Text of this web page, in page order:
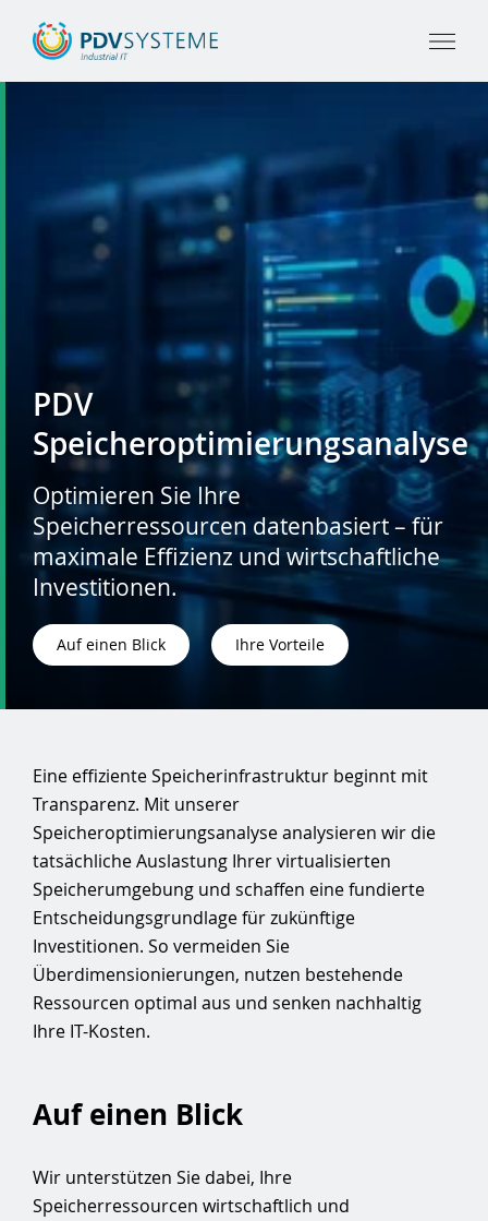
PDV
Speicheroptimierungsanalyse
Optimieren Sie Ihre
Speicherressourcen datenbasiert – für
maximale Effizienz und wirtschaftliche
Investitionen.
Auf einen Blick Ihre Vorteile
Eine effiziente Speicherinfrastruktur beginnt mit
Transparenz. Mit unserer
Speicheroptimierungsanalyse analysieren wir die
tatsächliche Auslastung Ihrer virtualisierten
Speicherumgebung und schaffen eine fundierte
Entscheidungsgrundlage für zukünftige
Investitionen. So vermeiden Sie
Überdimensionierungen, nutzen bestehende
Ressourcen optimal aus und senken nachhaltig
Ihre IT-Kosten.
Auf einen Blick
Wir unterstützen Sie dabei, Ihre
Speicherressourcen wirtschaftlich und